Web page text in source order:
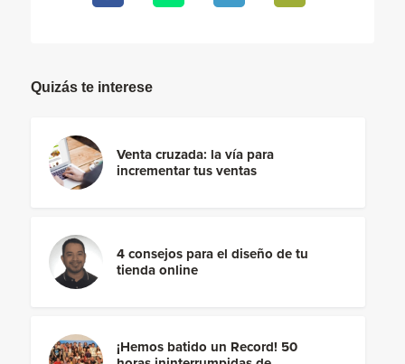
Quizás te interese
Venta cruzada: la vía para
incrementar tus ventas
4 consejos para el diseño de tu
tienda online
¡Hemos batido un Record! 50